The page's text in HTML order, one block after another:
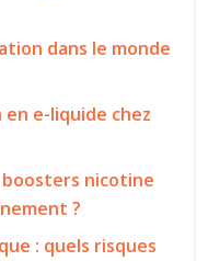
dans le monde
e-liquide chez
nicotine
?
: quels risques